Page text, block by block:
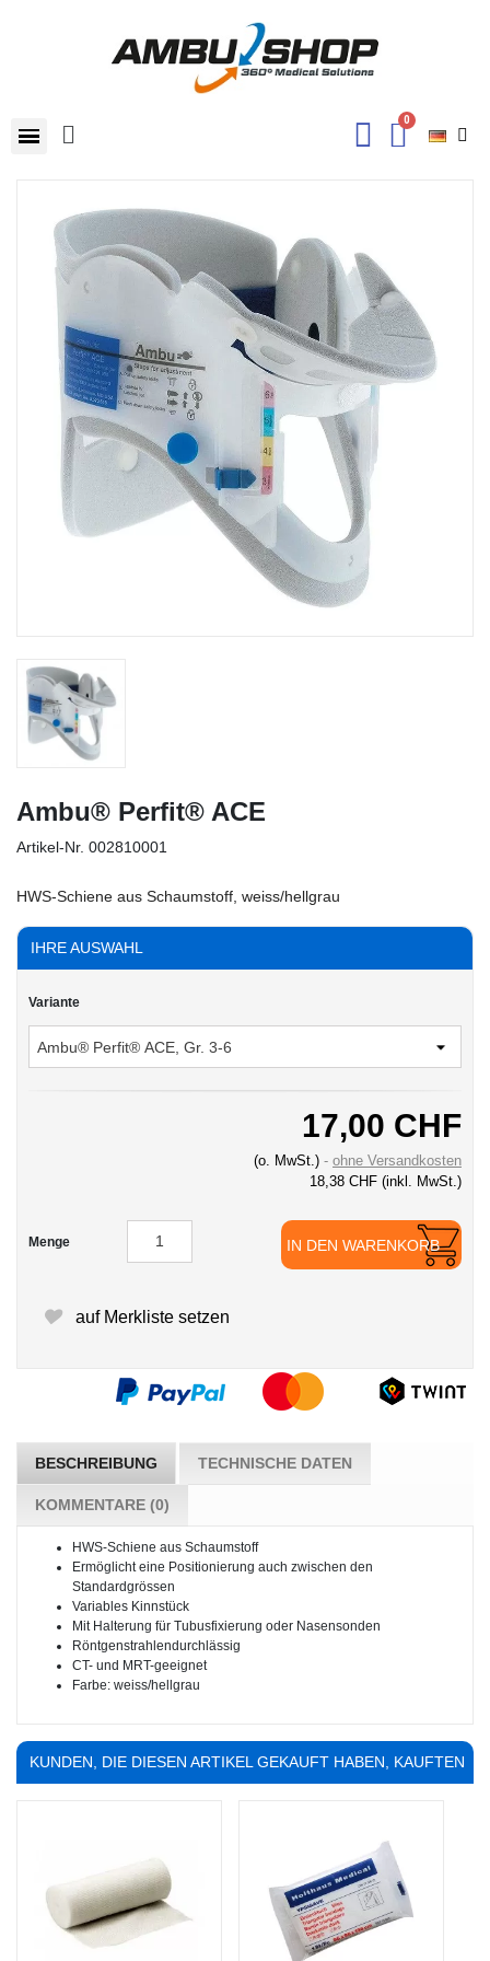
Ambu® Perfit® ACE
Artikel-Nr. 002810001
HWS-Schiene aus Schaumstoff, weiss/hellgrau
IHRE AUSWAHL
Variante
17,00 CHF
(o. MwSt.)
ohne Versandkosten
18,38 CHF (inkl. MwSt.)
Menge IN DEN WARENKORB
auf Merkliste setzen
BESCHREIBUNG TECHNISCHE DATEN
KOMMENTARE (0)
HWS-Schiene aus Schaumstoff
Ermöglicht eine Positionierung auch zwischen den
Standardgrössen
Variables Kinnstück
Mit Halterung für Tubusfixierung oder Nasensonden
Röntgenstrahlendurchlässig
CT- und MRT-geeignet
Farbe: weiss/hellgrau
KUNDEN, DIE DIESEN ARTIKEL GEKAUFT HABEN, KAUFTEN